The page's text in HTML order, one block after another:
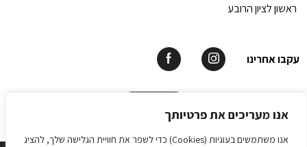
אנו מעריכים את פרטיותך
אנו משתמשים בעוגיות (Cookies) כדי לשפר את חוויית הגלישה שלך, להציג
ראשון לציון הרובע
עקבו אחרינו
תאמו פגישה